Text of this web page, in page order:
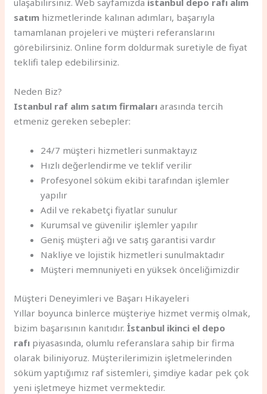
ulaşabilirsiniz. Web sayfamızda istanbul depo rafı alım
satım hizmetlerinde kalınan adımları, başarıyla
tamamlanan projeleri ve müşteri referanslarını
görebilirsiniz. Online form doldurmak suretiyle de fiyat
teklifi talep edebilirsiniz.
Neden Biz?
Istanbul raf alım satım firmaları arasında tercih
etmeniz gereken sebepler:
24/7 müşteri hizmetleri sunmaktayız
Hızlı değerlendirme ve teklif verilir
Profesyonel söküm ekibi tarafından işlemler
yapılır
Adil ve rekabetçi fiyatlar sunulur
Kurumsal ve güvenilir işlemler yapılır
Geniş müşteri ağı ve satış garantisi vardır
Nakliye ve lojistik hizmetleri sunulmaktadır
Müşteri memnuniyeti en yüksek önceliğimizdir
Müşteri Deneyimleri ve Başarı Hikayeleri
Yıllar boyunca binlerce müşteriye hizmet vermiş olmak,
bizim başarısının kanıtıdır.İstanbul ikinci el depo
rafı piyasasında, olumlu referanslara sahip bir firma
olarak biliniyoruz. Müşterilerimizin işletmelerinden
söküm yaptığımız raf sistemleri, şimdiye kadar pek çok
yeni işletmeye hizmet vermektedir.